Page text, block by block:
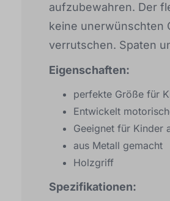
aufzubewahren. Der
keine unerwünschten
verrutschen. Spaten
Eigenschaften:
perfekte Größe für
Entwickelt
Geeignet für Kinder
aus Metall gemacht
Holzgriff
Spezifikationen: